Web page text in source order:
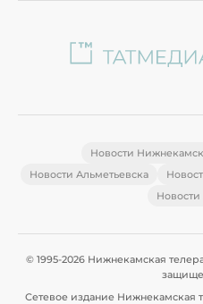
Новости
Новости Альметьевска
Новости
© 1995-2026 Нижнекамская
Сетевое издание